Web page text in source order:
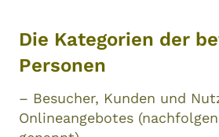
Die Kategorien der
Personen
– Besucher, Kunden und
Onlineangebotes